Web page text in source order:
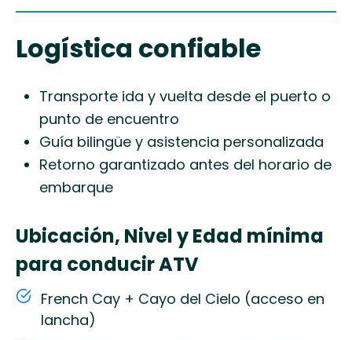
Logística confiable
Transporte ida y vuelta desde el puerto o
punto de encuentro
Guía bilingüe y asistencia personalizada
Retorno garantizado antes del horario de
embarque
Ubicación, Nivel y Edad mínima
para conducir ATV
French Cay + Cayo del Cielo (acceso en
lancha)